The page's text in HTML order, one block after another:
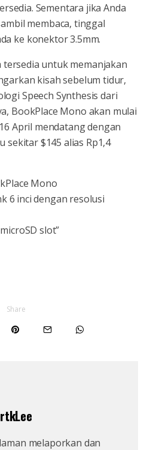
Sementara jika Anda
membaca, tinggal
ke konektor 3.5mm.
untuk memanjakan
kisah sebelum tidur,
Speech Synthesis dari
BookPlace Mono akan mulai
April mendatang dengan
sekitar $145 alias Rp1,4
Mono
6 inci dengan resolusi
slot”
Share
rtkLee
melaporkan dan